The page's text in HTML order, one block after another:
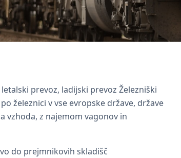
inprevoz, ladijski prevoz Železniški
železnici v vse evropske države, države
vzhoda, z najemom vagonov in
do prejmnikovih skladišč